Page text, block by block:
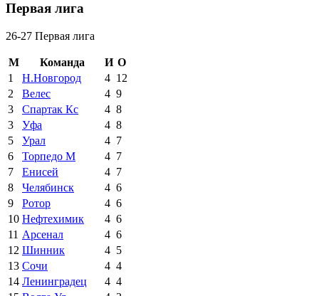
Первая лига
26-27 Первая лига
М Команда И О
1
Н.Новгород 4 12
2
Велес 4 9
3
Спартак Кс 4 8
3
Уфа 4 8
5
Урал 4 7
6
Торпедо М 4 7
7
Енисей 4 7
8
Челябинск 4 6
9
Ротор 4 6
10 Нефтехимик 4 6
11 Арсенал 4 6
12 Шинник 4 5
13 Сочи 4 4
14 Ленинградец 4 4